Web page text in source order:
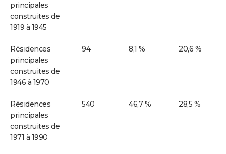
principales
construites de
1919 à 1945
Résidences
principales
construites de
1946 à 1970
94 8,1 % 20,6 %
Résidences
principales
construites de
1971 à 1990
540 46,7 % 28,5 %